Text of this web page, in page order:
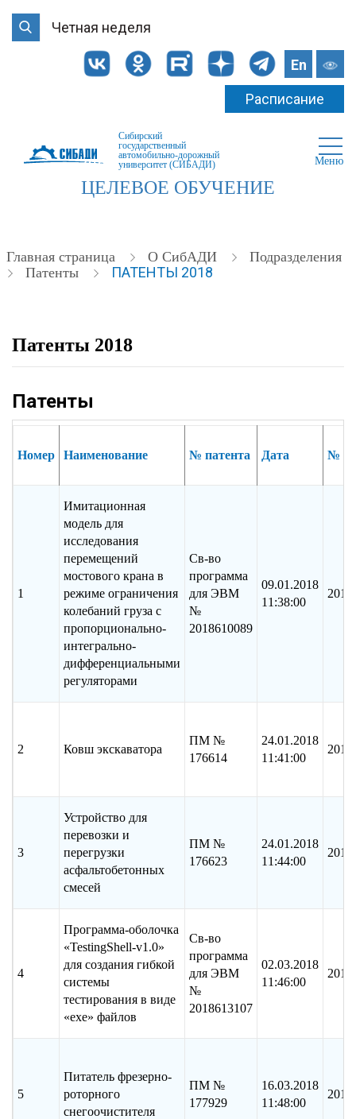
Четная неделя
En
Расписание
Сибирский
государственный
автомобильно-дорожный
университет (СИБАДИ)
Меню
ЦЕЛЕВОЕ ОБУЧЕНИЕ
Главная страница О СибАДИ
Подразделения
Патенты
ПАТЕНТЫ 2018
Патенты 2018
Патенты
Номер Наименование № патента Дата №
1
Имитационная
модель для
исследования
перемещений
мостового крана в
режиме ограничения
колебаний груза с
пропорционально-
интегрально-
дифференциальными
регуляторами
Св-во
программа
для ЭВМ
№
2018610089
09.01.2018
11:38:00
2 Ковш экскаватора
ПМ №
176614
24.01.2018
11:41:00
3
Устройство для
перевозки и
перегрузки
асфальтобетонных
смесей
ПМ №
176623
24.01.2018
11:44:00
4
Программа-оболочка
«TestingShell-v1.0»
для создания гибкой
системы
тестирования в виде
«exe» файлов
Св-во
программа
для ЭВМ
№
2018613107
02.03.2018
11:46:00
5
Питатель фрезерно-
роторного
снегоочистителя
ПМ №
177929
16.03.2018
11:48:00